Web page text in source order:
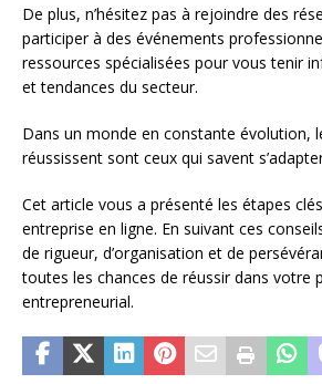
De plus, n’hésitez pas à rejoindre des
participer à des événements
ressources spécialisées pour vous tenir
et tendances du secteur.
Dans un monde en constante évolution,
réussissent sont ceux qui savent
Cet article vous a présenté les étapes
entreprise en ligne. En suivant ces
de rigueur, d’organisation et de
toutes les chances de réussir dans votre
entrepreneurial.